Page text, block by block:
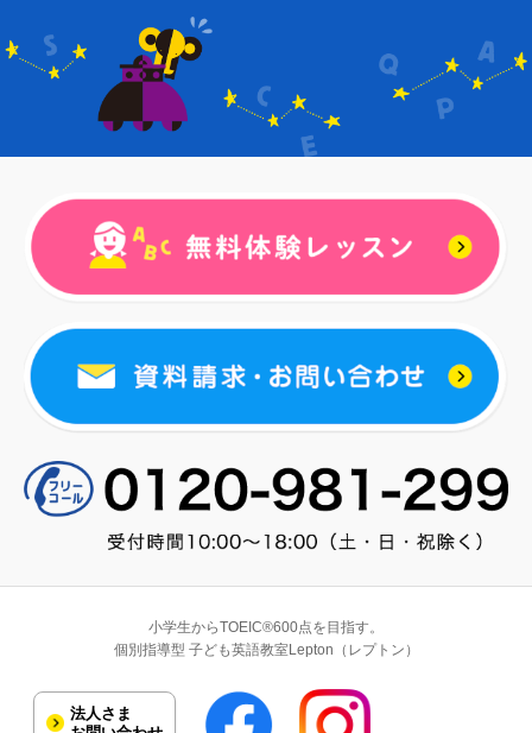
小学生からTOEIC®600点を目指す。
個別指導型 子ども英語教室Lepton（レプトン）
法人さま